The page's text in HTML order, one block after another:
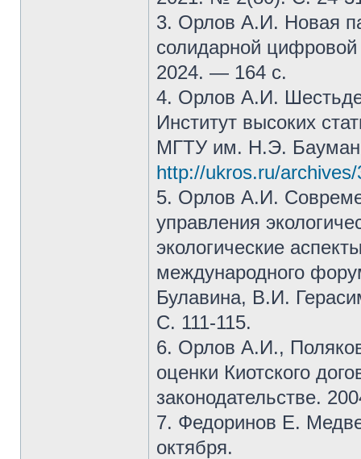
3. Орлов А.И. Новая
солидарной
2024. — 164 с.
4. Орлов А.И.
Институт высоких
МГТУ им. Н.Э.
http://ukros.ru/archives/
5. Орлов А.И.
управления
экологические
международного
Булавина, В.И.
С. 111-115.
6. Орлов А.И.,
оценки Киотского
законодательстве.
7. Федоринов Е.
октября.